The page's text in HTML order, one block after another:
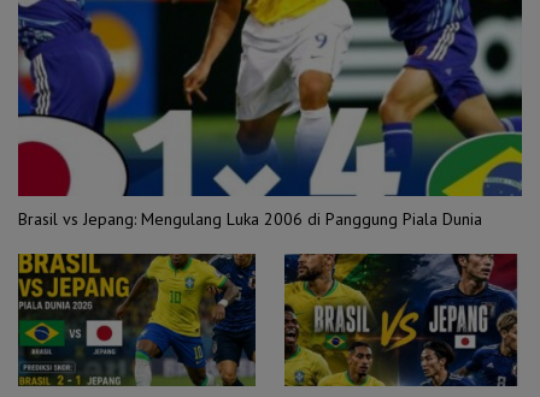
Brasil vs Jepang: Mengulang Luka 2006 di Panggung Piala Dunia